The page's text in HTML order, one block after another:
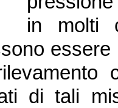
in molti
di tali